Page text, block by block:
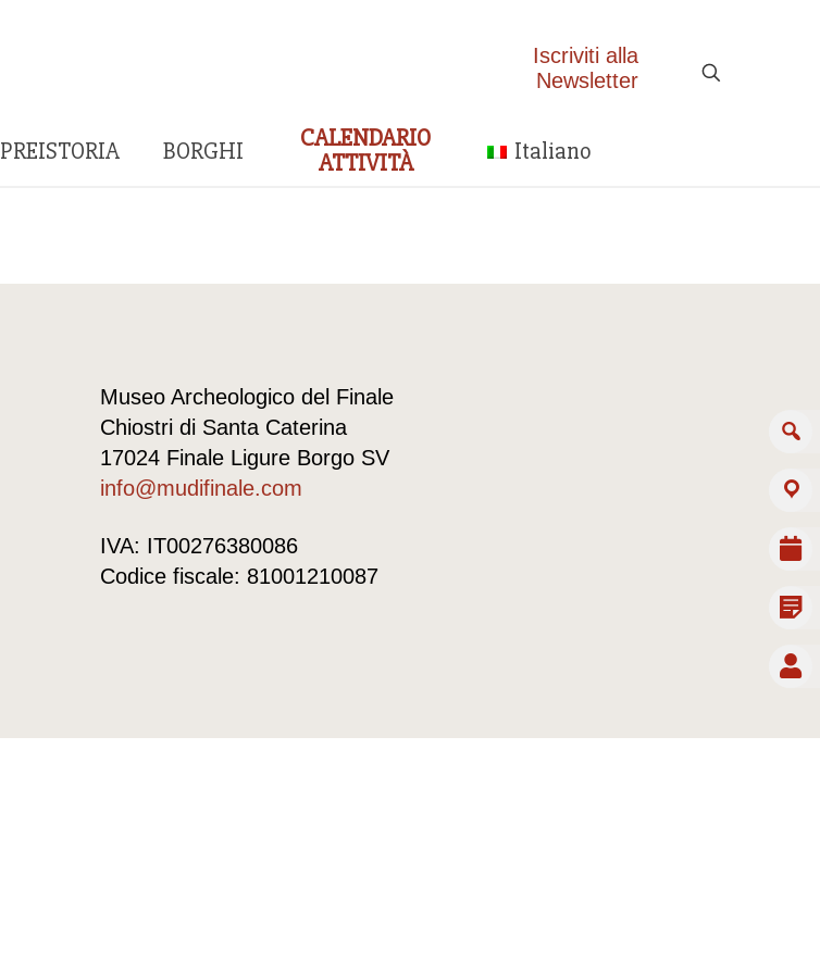
PREISTORIA BORGHI
CALENDARIO
ATTIVITÀ
Italiano
Iscriviti alla
Newsletter
Museo Archeologico del Finale
Chiostri di Santa Caterina
17024 Finale Ligure Borgo SV
info@mudifinale.com
IVA: IT00276380086
Codice fiscale: 81001210087